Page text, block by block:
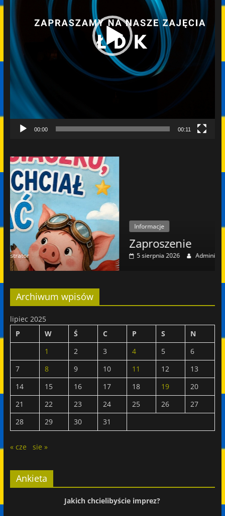
00:00 00:11
Informacje
Zaproszenie
5 sierpnia 2026 Administrator
Archiwum wpisów
lipiec 2025
P
W Ś C P S
N
1
2 3 4 5
6
7
8 9 10 11 12
13
14
15 16 17 18 19
20
21
22 23 24 25 26
27
28
29 30 31
« cze sie »
Ankieta
Jakich chcielibyście imprez?